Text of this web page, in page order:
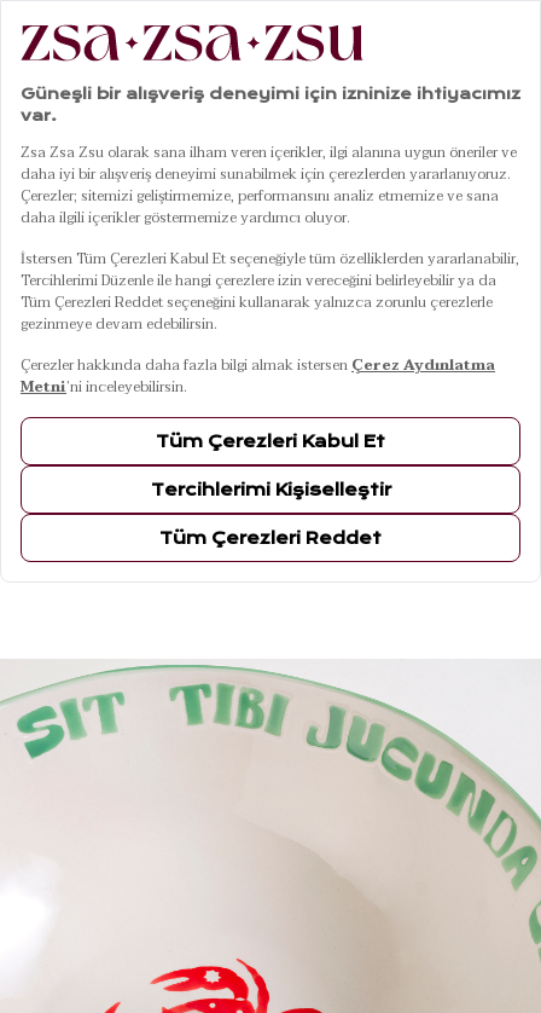
Anasayfa|Sofra & Mutfak|Kaseler|Porselen Kase|Sanya Seramik Kase 23 Cm
Sanya Seramik Kase 23 Cm
ÜRÜN BİLGİLERİ
TESLİMAT VE İADE
TAKSİT SEÇENEKLERİ
MAĞAZADA BUL
ÜRÜN YORUMLARI